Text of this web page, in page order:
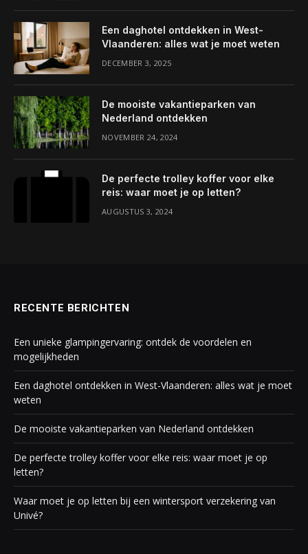
Een daghotel ontdekken in West-
Vlaanderen: alles wat je moet weten
DECEMBER 3, 2025
De mooiste vakantieparken van
Nederland ontdekken
NOVEMBER 24, 2024
De perfecte trolley koffer voor elke
reis: waar moet je op letten?
AUGUSTUS 3, 2024
RECENTE BERICHTEN
Een unieke glampingervaring: ontdek de voordelen en
mogelijkheden
Een daghotel ontdekken in West-Vlaanderen: alles wat je moet
weten
De mooiste vakantieparken van Nederland ontdekken
De perfecte trolley koffer voor elke reis: waar moet je op
letten?
Waar moet je op letten bij een wintersport verzekering van
Univé?